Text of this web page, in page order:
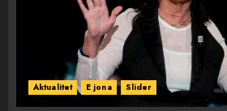
Aktualitet E jona Slider